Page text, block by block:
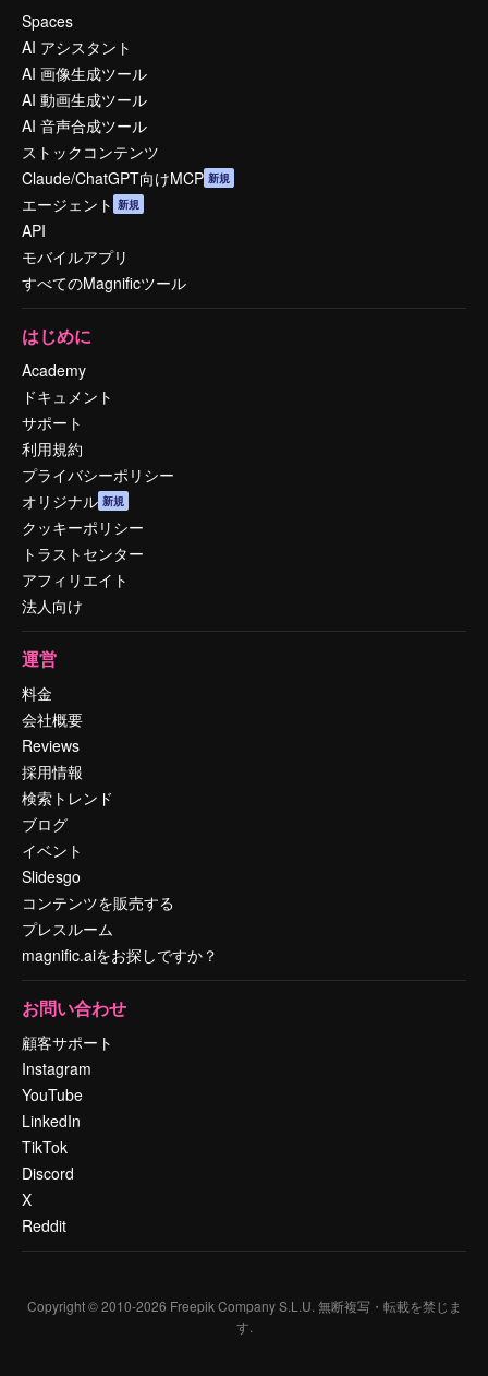
Spaces
AI アシスタント
AI 画像生成ツール
AI 動画生成ツール
AI 音声合成ツール
ストックコンテンツ
Claude/ChatGPT向けMCP 新規
エージェント 新規
API
モバイルアプリ
すべてのMagnificツール
はじめに
Academy
ドキュメント
サポート
利用規約
プライバシーポリシー
オリジナル 新規
クッキーポリシー
トラストセンター
アフィリエイト
法人向け
運営
料金
会社概要
Reviews
採用情報
検索トレンド
ブログ
イベント
Slidesgo
コンテンツを販売する
プレスルーム
magnific.aiをお探しですか？
お問い合わせ
顧客サポート
Instagram
YouTube
LinkedIn
TikTok
Discord
X
Reddit
Copyright © 2010-2026 Freepik Company S.L.U. 無断複写・転載を禁じま
す.